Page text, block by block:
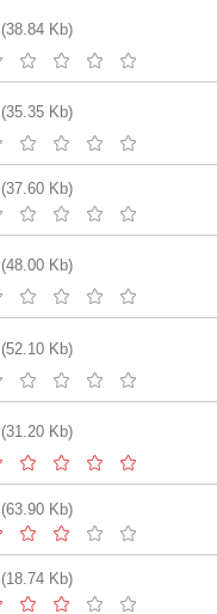
(38.84 Kb)
(35.35 Kb)
(37.60 Kb)
(48.00 Kb)
(52.10 Kb)
(31.20 Kb)
(63.90 Kb)
(18.74 Kb)